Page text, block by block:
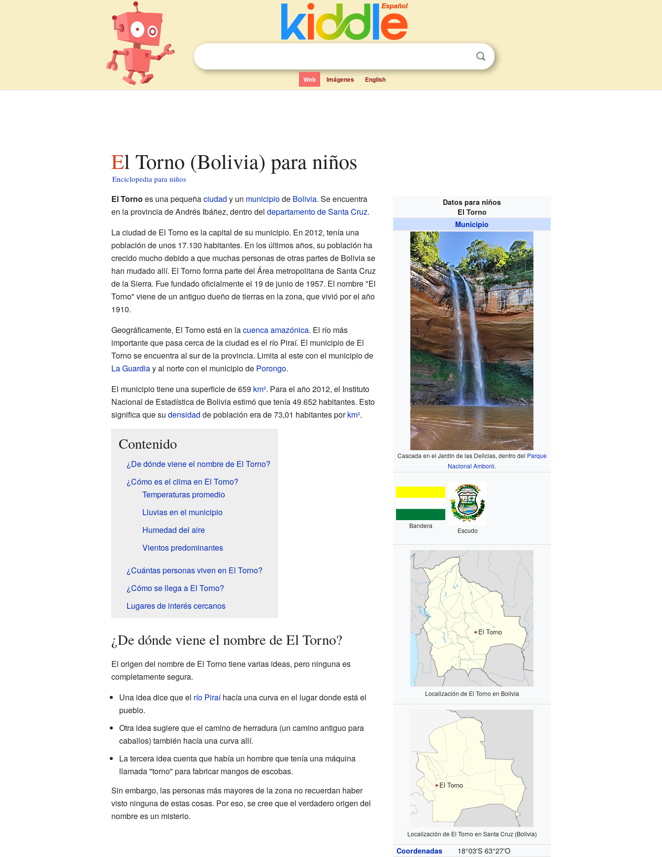
Web Imágenes English
El Torno (Bolivia) para niños
Enciclopedia para niños
Datos para niños
El Torno
Municipio
Cascada en el Jardín de las Delicias, dentro del Parque
Nacional Amboró.
Bandera
Escudo
El Torno
Localización de El Torno en Bolivia
El Torno
Localización de El Torno en Santa Cruz (Bolivia)
Coordenadas 18°03′S 63°27′O
El Torno es una pequeñaciudad y un municipiode Bolivia. Se encuentra
en la provincia de Andrés Ibáñez, dentro del departamento de Santa Cruz.
La ciudad de El Torno es la capital de su municipio. En 2012, tenía una
población de unos 17.130 habitantes. En los últimos años, su población ha
crecido mucho debido a que muchas personas de otras partes de Bolivia se
han mudado allí. El Torno forma parte del Área metropolitana de Santa Cruz
de la Sierra. Fue fundado oficialmente el 19 de junio de 1957. El nombre "El
Torno" viene de un antiguo dueño de tierras en la zona, que vivió por el año
1910.
Geográficamente, El Torno está en lacuenca amazónica. El río más
importante que pasa cerca de la ciudad es el río Piraí. El municipio de El
Torno se encuentra al sur de la provincia. Limita al este con el municipio de
La Guardiay al norte con el municipio de Porongo.
El municipio tiene una superficie de 659 km². Para el año 2012, el Instituto
Nacional de Estadística de Bolivia estimó que tenía 49.652 habitantes. Esto
significa que su densidad de población era de 73,01 habitantes porkm².
Contenido
¿De dónde viene el nombre de El Torno?
¿Cómo es el clima en El Torno?
Temperaturas promedio
Lluvias en el municipio
Humedad del aire
Vientos predominantes
¿Cuántas personas viven en El Torno?
¿Cómo se llega a El Torno?
Lugares de interés cercanos
¿De dónde viene el nombre de El Torno?
El origen del nombre de El Torno tiene varias ideas, pero ninguna es
completamente segura.
Una idea dice que el río Piraíhacía una curva en el lugar donde está el
pueblo.
Otra idea sugiere que el camino de herradura (un camino antiguo para
caballos) también hacía una curva allí.
La tercera idea cuenta que había un hombre que tenía una máquina
llamada "torno" para fabricar mangos de escobas.
Sin embargo, las personas más mayores de la zona no recuerdan haber
visto ninguna de estas cosas. Por eso, se cree que el verdadero origen del
nombre es un misterio.